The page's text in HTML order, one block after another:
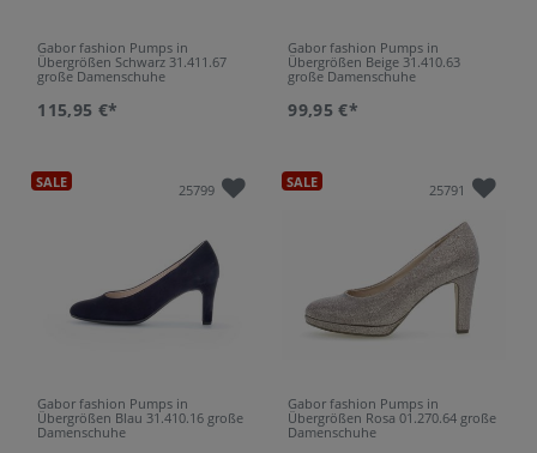
Gabor fashion Pumps in
Übergrößen Schwarz 31.411.67
große Damenschuhe
115,95 €*
Gabor fashion Pumps in
Übergrößen Beige 31.410.63
große Damenschuhe
99,95 €*
SALE 25799
Gabor fashion Pumps in
Übergrößen Blau 31.410.16 große
Damenschuhe
SALE 25791
Gabor fashion Pumps in
Übergrößen Rosa 01.270.64 große
Damenschuhe